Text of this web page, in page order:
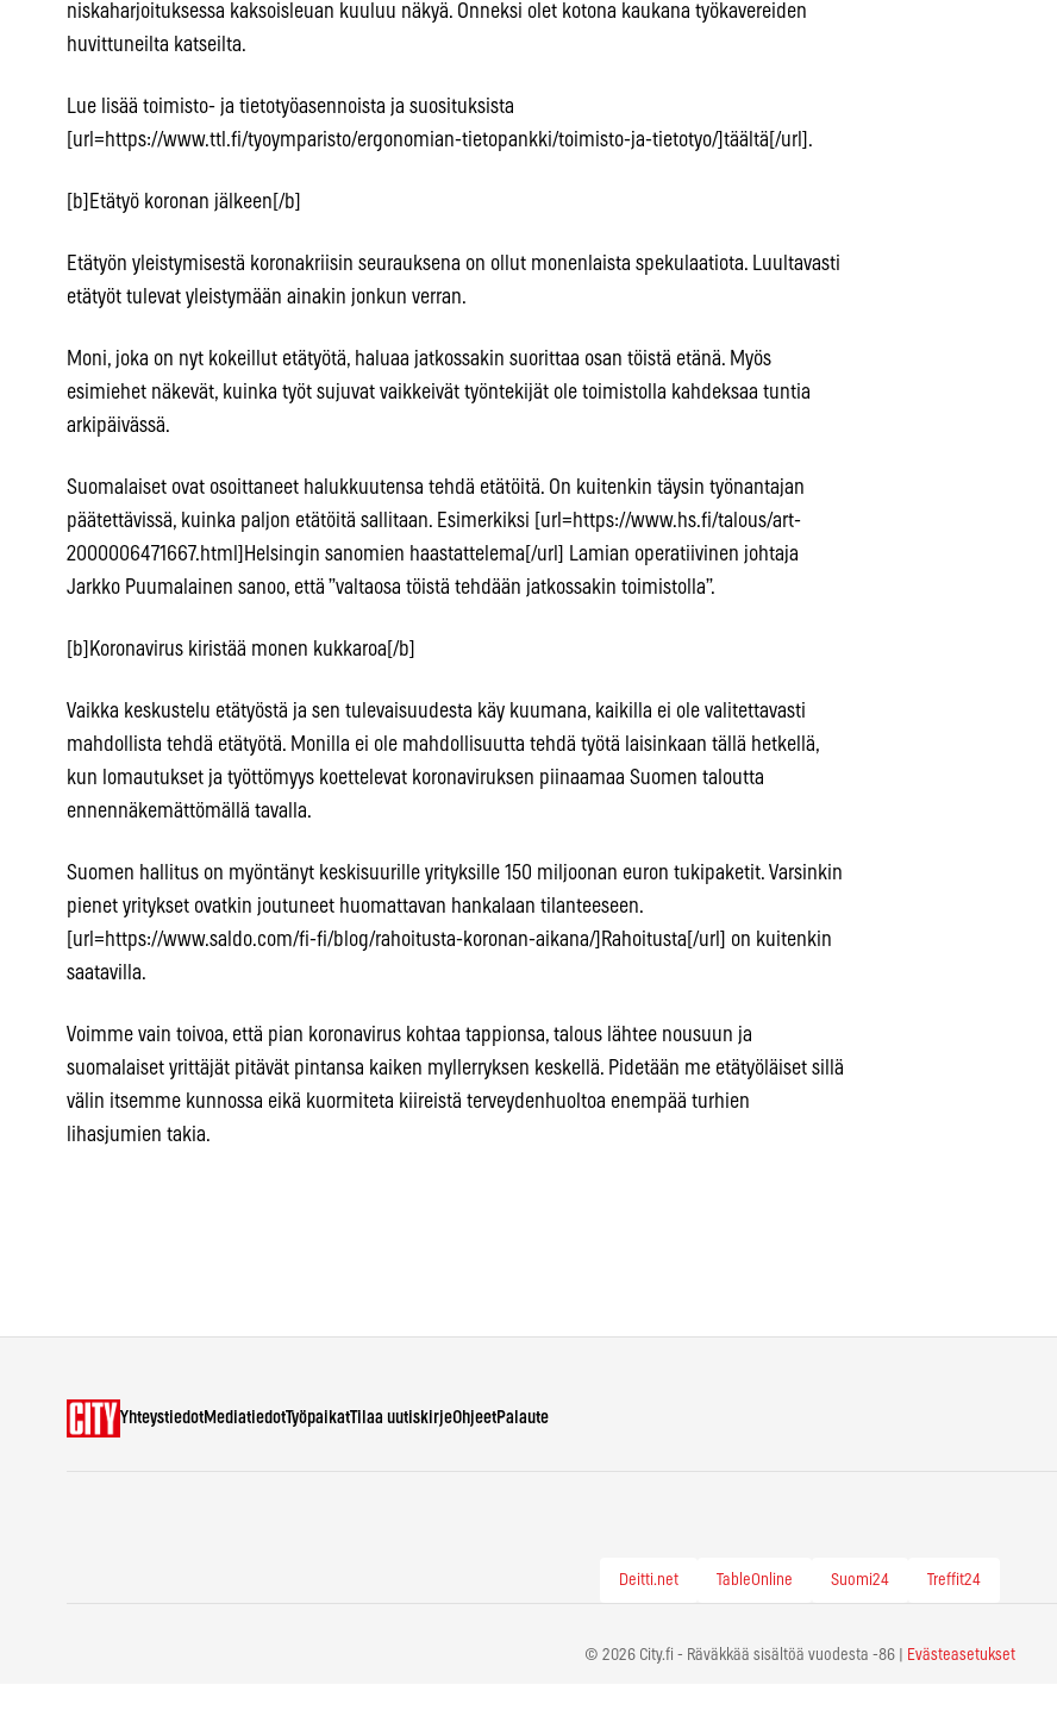
niskaharjoituksessa kaksoisleuan kuuluu näkyä. Onneksi olet kotona kaukana työkavereiden
huvittuneilta katseilta.
Lue lisää toimisto- ja tietotyöasennoista ja suosituksista
[url=https://www.ttl.fi/tyoymparisto/ergonomian-tietopankki/toimisto-ja-tietotyo/]täältä[/url].
[b]Etätyö koronan jälkeen[/b]
Etätyön yleistymisestä koronakriisin seurauksena on ollut monenlaista spekulaatiota. Luultavasti
etätyöt tulevat yleistymään ainakin jonkun verran.
Moni, joka on nyt kokeillut etätyötä, haluaa jatkossakin suorittaa osan töistä etänä. Myös
esimiehet näkevät, kuinka työt sujuvat vaikkeivät työntekijät ole toimistolla kahdeksaa tuntia
arkipäivässä.
Suomalaiset ovat osoittaneet halukkuutensa tehdä etätöitä. On kuitenkin täysin työnantajan
päätettävissä, kuinka paljon etätöitä sallitaan. Esimerkiksi [url=https://www.hs.fi/talous/art-
2000006471667.html]Helsingin sanomien haastattelema[/url] Lamian operatiivinen johtaja
Jarkko Puumalainen sanoo, että ”valtaosa töistä tehdään jatkossakin toimistolla”.
[b]Koronavirus kiristää monen kukkaroa[/b]
Vaikka keskustelu etätyöstä ja sen tulevaisuudesta käy kuumana, kaikilla ei ole valitettavasti
mahdollista tehdä etätyötä. Monilla ei ole mahdollisuutta tehdä työtä laisinkaan tällä hetkellä,
kun lomautukset ja työttömyys koettelevat koronaviruksen piinaamaa Suomen taloutta
ennennäkemättömällä tavalla.
Suomen hallitus on myöntänyt keskisuurille yrityksille 150 miljoonan euron tukipaketit. Varsinkin
pienet yritykset ovatkin joutuneet huomattavan hankalaan tilanteeseen.
[url=https://www.saldo.com/fi-fi/blog/rahoitusta-koronan-aikana/]Rahoitusta[/url] on kuitenkin
saatavilla.
Voimme vain toivoa, että pian koronavirus kohtaa tappionsa, talous lähtee nousuun ja
suomalaiset yrittäjät pitävät pintansa kaiken myllerryksen keskellä. Pidetään me etätyöläiset sillä
välin itsemme kunnossa eikä kuormiteta kiireistä terveydenhuoltoa enempää turhien
lihasjumien takia.
YhteystiedotMediatiedotTyöpaikatTilaa uutiskirjeOhjeetPalaute
Deitti.net TableOnline Suomi24 Treffit24
© 2026 City.fi - Räväkkää sisältöä vuodesta -86 | Evästeasetukset